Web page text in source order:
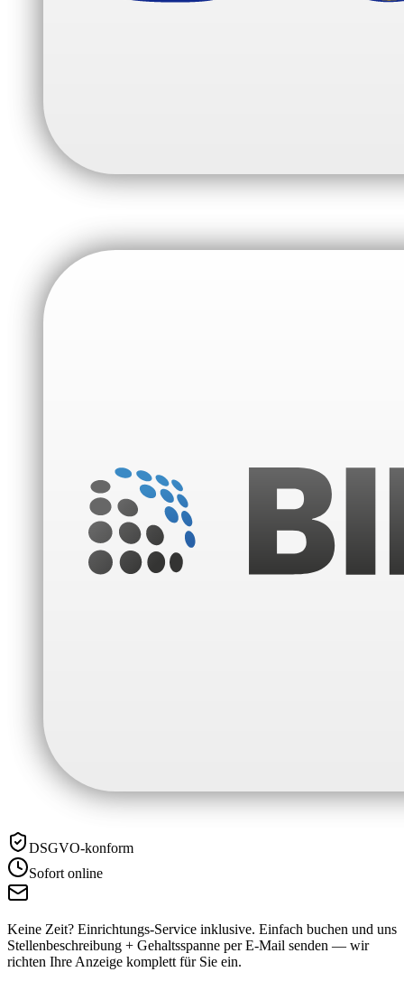
DSGVO-konform
Sofort online
Keine Zeit? Einrichtungs-Service inklusive. Einfach buchen und uns
Stellenbeschreibung + Gehaltsspanne per E-Mail senden — wir
richten Ihre Anzeige komplett für Sie ein.